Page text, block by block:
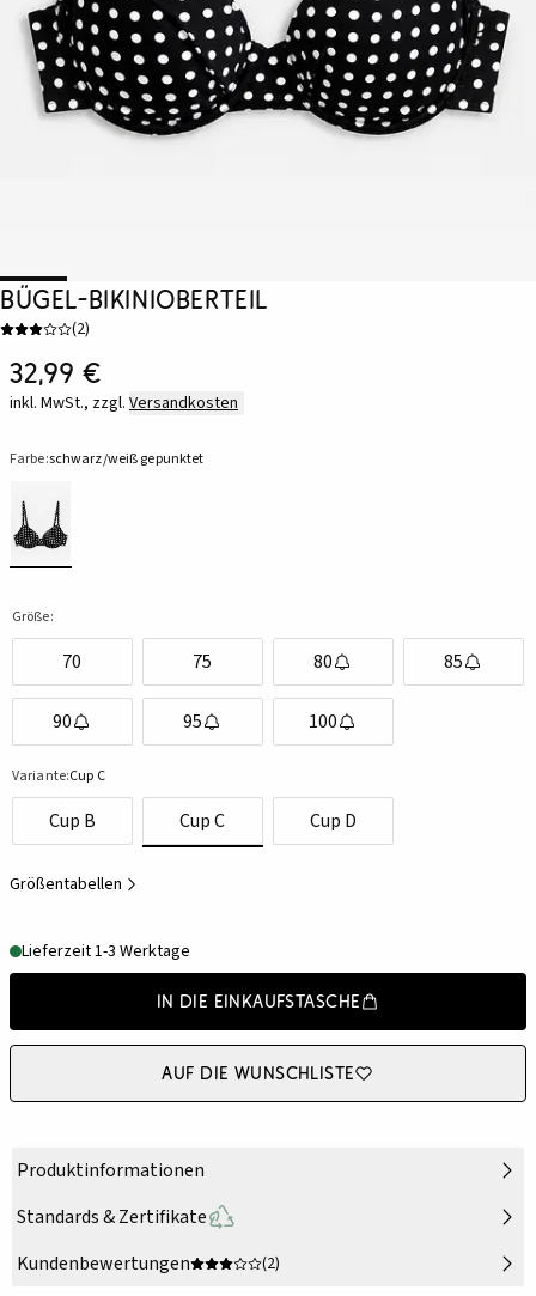
Bügel-Bikinioberteil
(2)
32,99 €
inkl. MwSt., zzgl. Versandkosten
Farbe:schwarz/weiß gepunktet
Größe:
70 75 80 85
90 95 100
Variante:Cup C
Cup B Cup C Cup D
Größentabellen
Lieferzeit 1-3 Werktage
In die Einkaufstasche
Auf die Wunschliste
Produktinformationen
Standards & Zertifikate
Kundenbewertungen
(2)